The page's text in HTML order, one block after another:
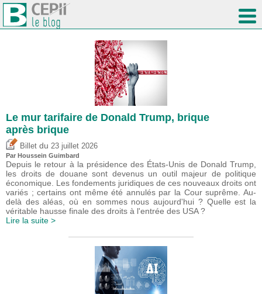
Le mur tarifaire de Donald Trump, brique
après brique
Billet du 23 juillet 2026
Par Houssein Guimbard
Depuis le retour à la présidence des États-Unis de Donald Trump,
les droits de douane sont devenus un outil majeur de politique
économique. Les fondements juridiques de ces nouveaux droits ont
variés ; certains ont même été annulés par la Cour suprême. Au-
delà des aléas, où en sommes nous aujourd'hui ? Quelle est la
véritable hausse finale des droits à l'entrée des USA ?
Lire la suite >